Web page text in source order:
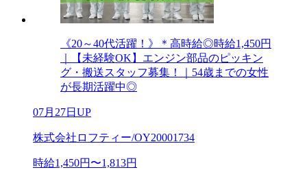
《20～40代活躍！》＊高時給◎時給1,450円
｜【未経験OK】エンジン部品のピッキン
グ・搬送スタッフ募集！｜54歳までの女性
が長期活躍中◎
07月27日UP
株式会社ロフティー/OY20001734
時給1,450円〜1,813円